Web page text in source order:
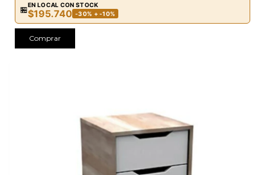
🏪
EN LOCAL CON STOCK
$195.740 -30% + -10%
Comprar